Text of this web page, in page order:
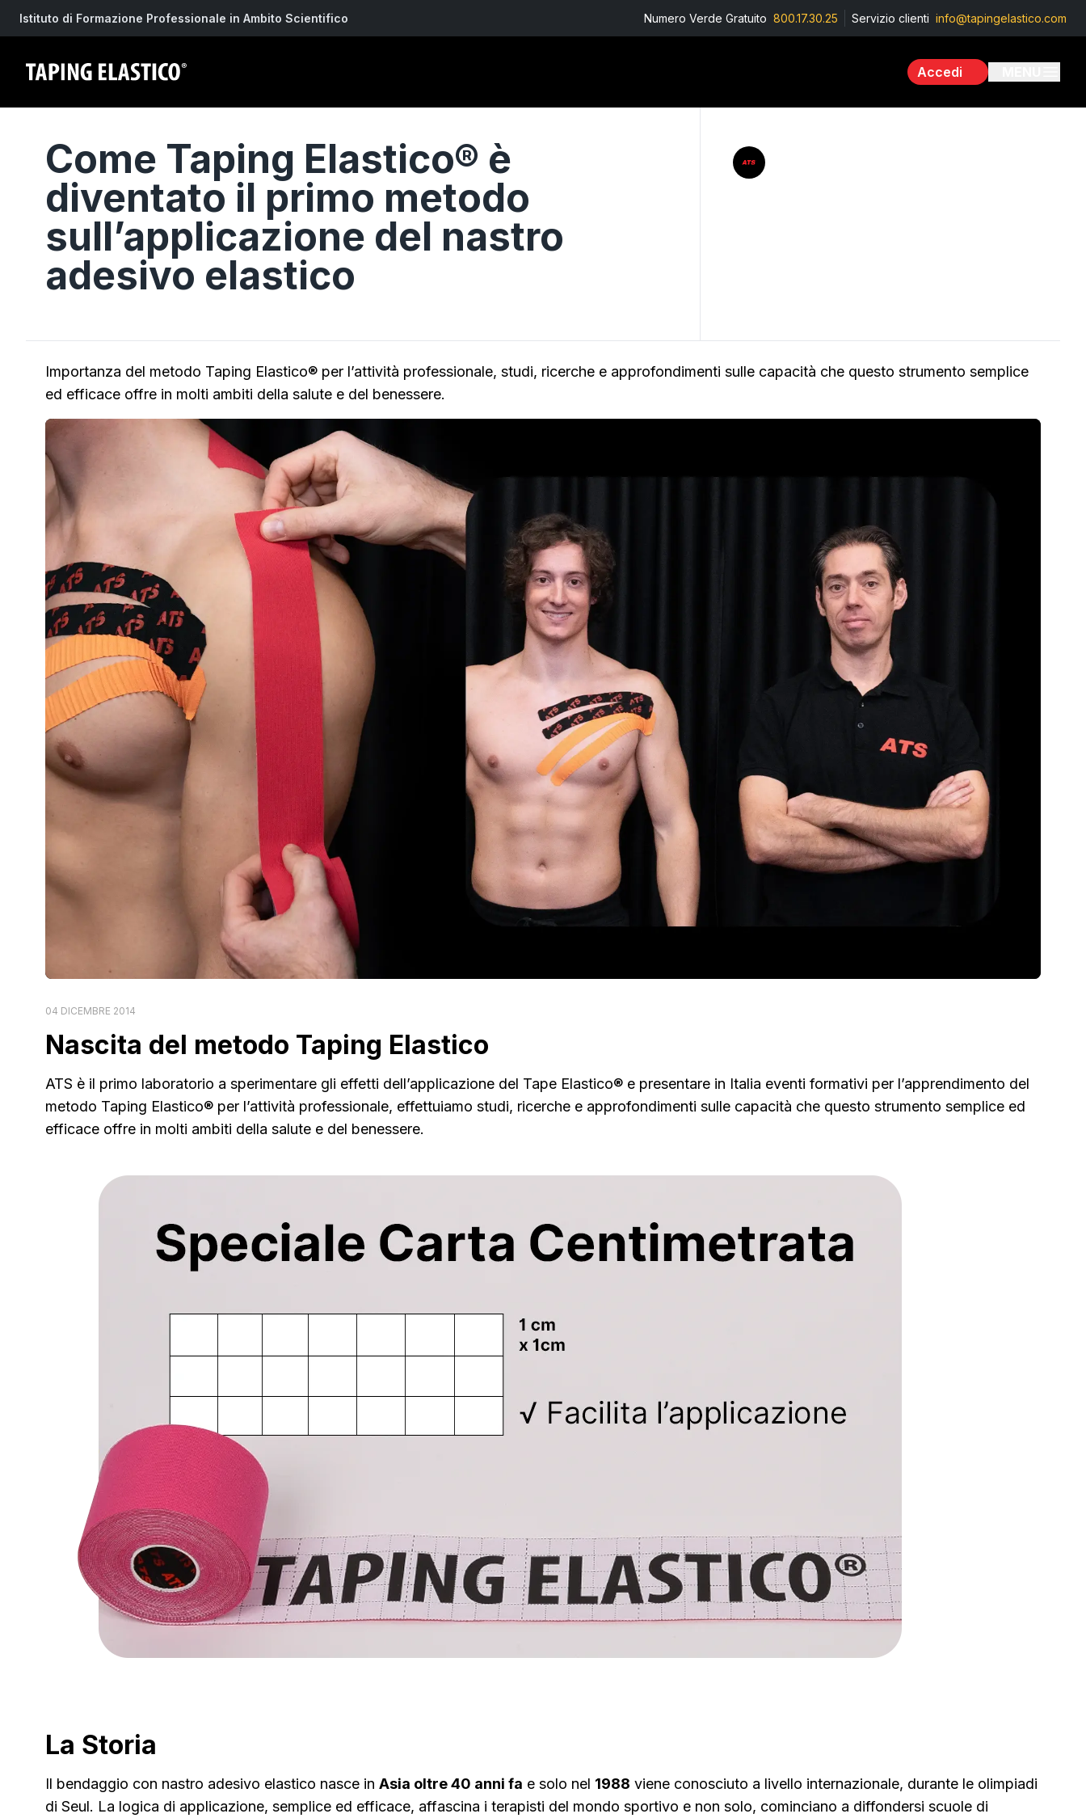
Istituto di Formazione Professionale in Ambito Scientifico Numero Verde Gratuito 800.17.30.25 Servizio clienti info@tapingelastico.com
Accedi
Come Taping Elastico® è
diventato il primo metodo
sull’applicazione del nastro
adesivo elastico
Importanza del metodo Taping Elastico® per l’attività professionale, studi, ricerche e approfondimenti sulle capacità che questo strumento semplice
ed efficace offre in molti ambiti della salute e del benessere.
04 DICEMBRE 2014
Nascita del metodo Taping Elastico
ATS è il primo laboratorio a sperimentare gli effetti dell’applicazione del Tape Elastico® e presentare in Italia eventi formativi per l’apprendimento del
metodo Taping Elastico® per l’attività professionale, effettuiamo studi, ricerche e approfondimenti sulle capacità che questo strumento semplice ed
efficace offre in molti ambiti della salute e del benessere.
La Storia
Il bendaggio con nastro adesivo elastico nasce in Asia oltre 40 anni fa e solo nel 1988 viene conosciuto a livello internazionale, durante le olimpiadi
di Seul. La logica di applicazione, semplice ed efficace, affascina i terapisti del mondo sportivo e non solo, cominciano a diffondersi scuole di